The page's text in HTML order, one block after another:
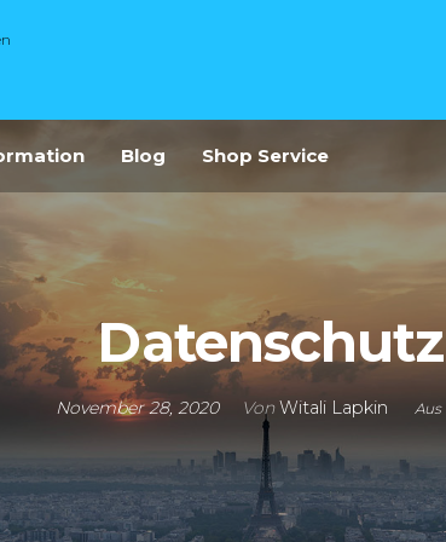
Blog Shop Service
Datenschutz
November 28, 2020 VonWitali Lapkin Aus